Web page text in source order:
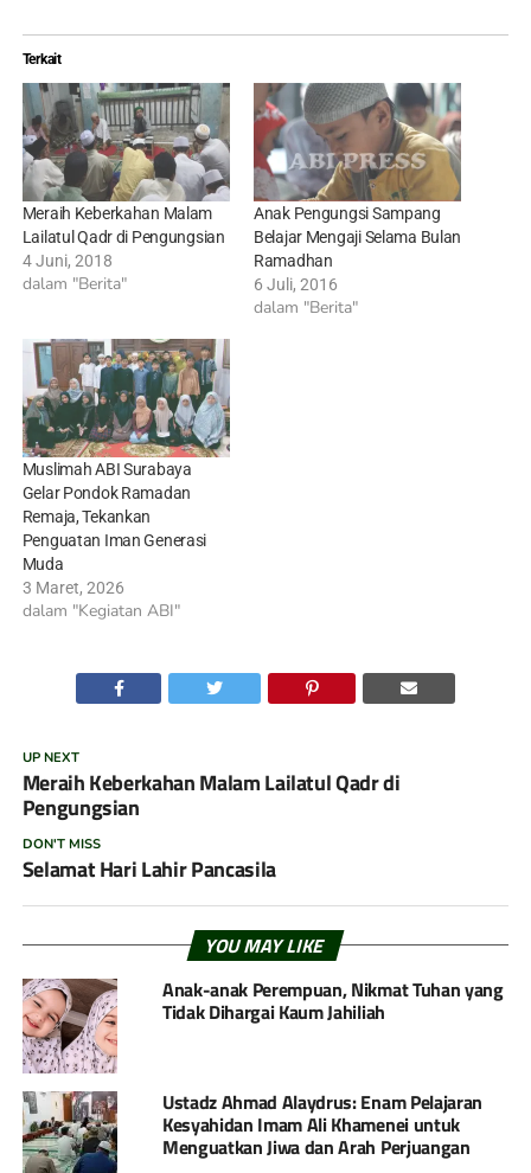
Terkait
Meraih Keberkahan Malam
Lailatul Qadr di Pengungsian
4 Juni, 2018
dalam "Berita"
Anak Pengungsi Sampang
Belajar Mengaji Selama Bulan
Ramadhan
6 Juli, 2016
dalam "Berita"
Muslimah ABI Surabaya
Gelar Pondok Ramadan
Remaja, Tekankan
Penguatan Iman Generasi
Muda
3 Maret, 2026
dalam "Kegiatan ABI"
UP NEXT
Meraih Keberkahan Malam Lailatul Qadr di
Pengungsian
DON'T MISS
Selamat Hari Lahir Pancasila
YOU MAY LIKE
Anak-anak Perempuan, Nikmat Tuhan yang
Tidak Dihargai Kaum Jahiliah
Ustadz Ahmad Alaydrus: Enam Pelajaran
Kesyahidan Imam Ali Khamenei untuk
Menguatkan Jiwa dan Arah Perjuangan